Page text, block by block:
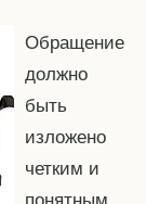
Обращение
должно
быть
изложено
четким и
понятным